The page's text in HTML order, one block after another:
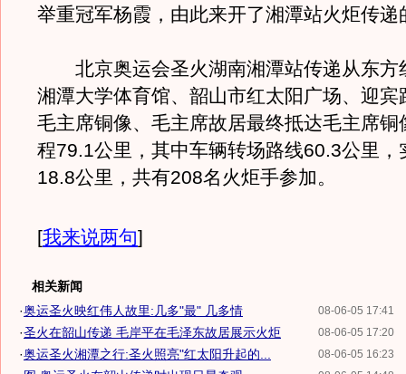
举重冠军杨霞，由此来开了湘潭站火炬传递
北京奥运会圣火湖南湘潭站传递从东方
湘潭大学体育馆、韶山市红太阳广场、迎宾
毛主席铜像、毛主席故居最终抵达毛主席铜
程79.1公里，其中车辆转场路线60.3公里，
18.8公里，共有208名火炬手参加。
[我来说两句]
相关新闻
08-06-05 17:41
·奥运圣火映红伟人故里:几多"最" 几多情
08-06-05 17:20
·圣火在韶山传递 毛岸平在毛泽东故居展示火炬
08-06-05 16:23
·奥运圣火湘潭之行:圣火照亮"红太阳升起的...